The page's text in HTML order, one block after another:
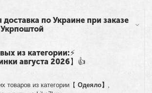
доставка по Украине при заказе
из категории:⚡
августа 2026】👍
товаров из категории【Одеяло】 ,